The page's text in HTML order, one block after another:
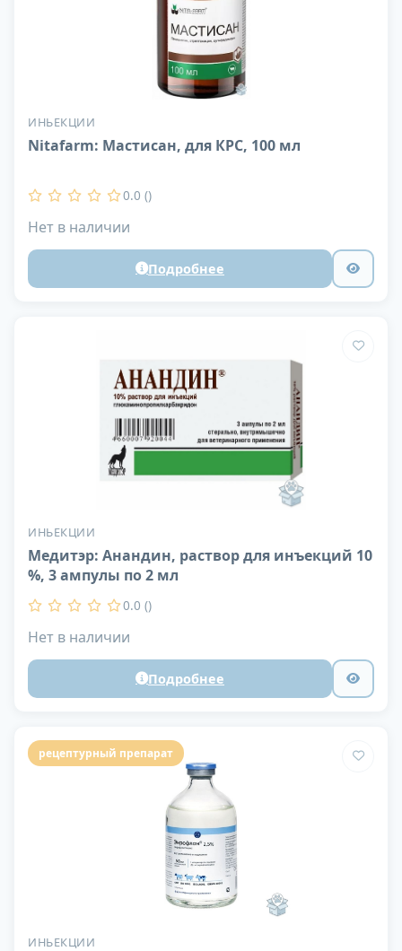
ИНЬЕКЦИИ
Nitafarm: Мастисан, для КРС, 100 мл
0.0 ()
Нет в наличии
Подробнее
ИНЬЕКЦИИ
Медитэр: Анандин, раствор для инъекций 10
%, 3 ампулы по 2 мл
0.0 ()
Нет в наличии
Подробнее
рецептурный препарат
ИНЬЕКЦИИ